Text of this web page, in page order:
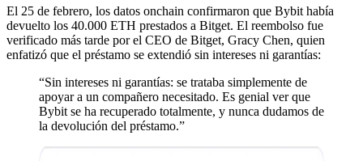
El 25 de febrero, los datos onchain confirmaron que Bybit había
devuelto los 40.000 ETH prestados a Bitget. El reembolso fue
verificado más tarde por el CEO de Bitget, Gracy Chen, quien
enfatizó que el préstamo se extendió sin intereses ni garantías:
“Sin intereses ni garantías: se trataba simplemente de
apoyar a un compañero necesitado. Es genial ver que
Bybit se ha recuperado totalmente, y nunca dudamos de
la devolución del préstamo.”